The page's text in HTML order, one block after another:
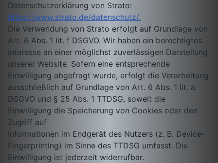
Datenschutzerklärung von Strato:
https://www.strato.de/datenschutz/.
Die Verwendung von Strato erfolgt auf Grundlage von
Art. 6 Abs. 1 lit. f DSGVO. Wir haben ein berechtigtes
Interesse an einer möglichst zuverlässigen Darstellung
unserer Website. Sofern eine entsprechende
Einwilligung abgefragt wurde, erfolgt die Verarbeitung
ausschließlich auf Grundlage von Art. 6 Abs. 1 lit. a
DSGVO und § 25 Abs. 1 TTDSG, soweit die
Einwilligung die Speicherung von Cookies oder den
Zugriff auf
Informationen im Endgerät des Nutzers (z. B. Device-
Fingerprinting) im Sinne des TTDSG umfasst. Die
Einwilligung ist jederzeit widerrufbar.